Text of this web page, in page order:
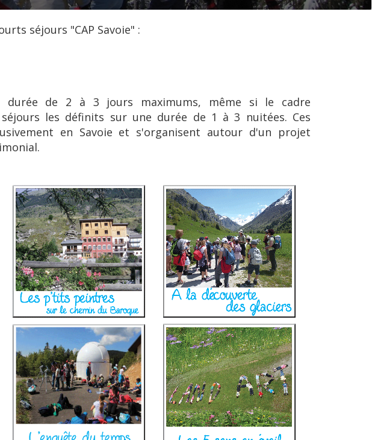
séjours "CAP Savoie" :
durée de 2 à 3 jours maximums, même si le cadre
les définits sur une durée de 1 à 3 nuitées. Ces
en Savoie et s'organisent autour d'un projet